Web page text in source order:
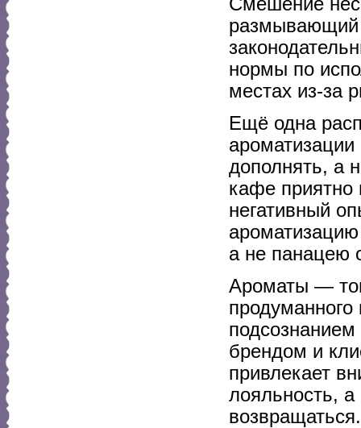
размывающий
нормы по
местах из-за
Ещё одна
ароматизации
дополнять, а
кафе приятно
негативный
ароматизацию
а не панацею
Ароматы —
брендом и
привлекает
лояльность,
возвращаться.